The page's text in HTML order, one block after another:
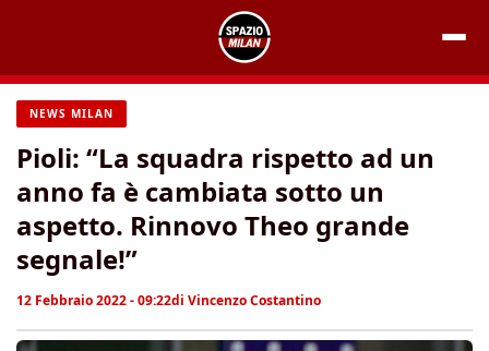
contenuto
NEWS MILAN
Pioli: “La squadra rispetto ad un
anno fa è cambiata sotto un
aspetto. Rinnovo Theo grande
segnale!”
12 Febbraio 2022 - 09:22di Vincenzo Costantino